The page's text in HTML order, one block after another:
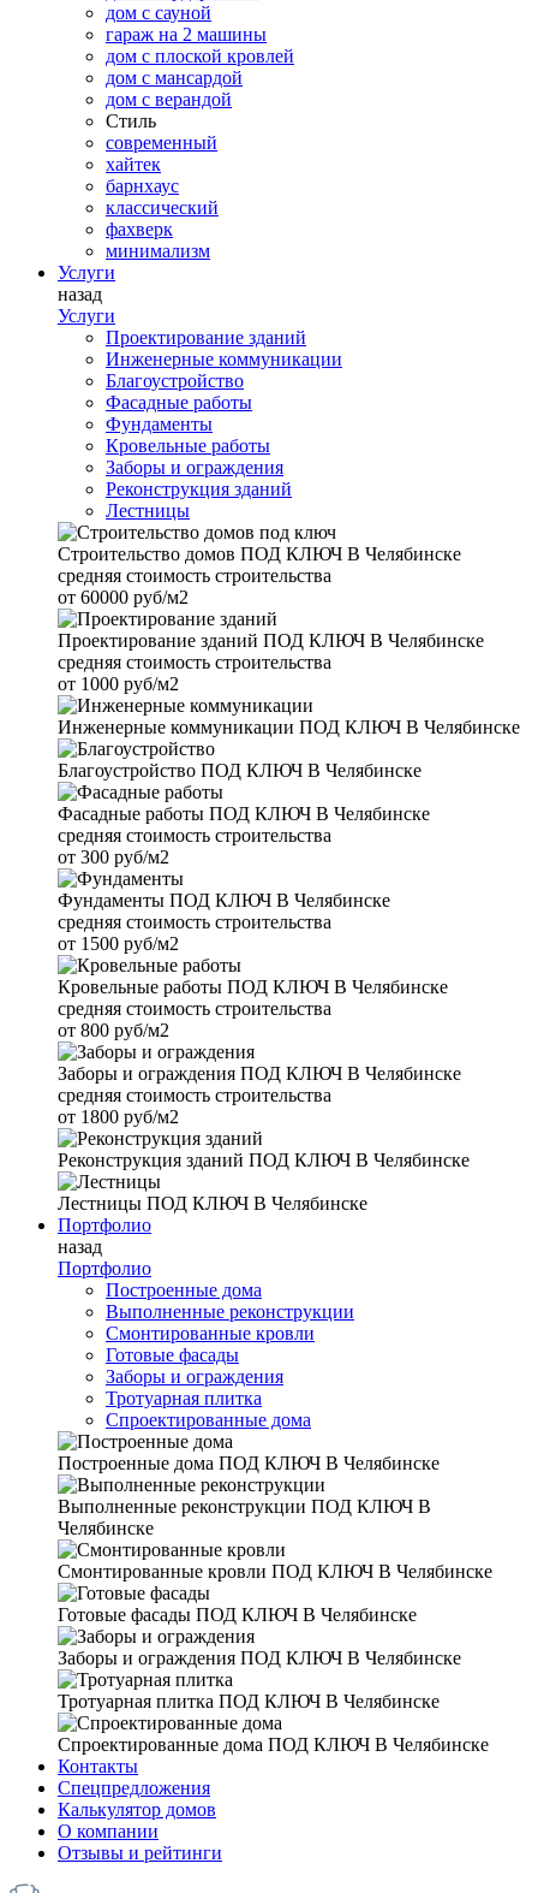
дом с сауной
гараж на 2 машины
дом с плоской кровлей
дом с мансардой
дом с верандой
Стиль
современный
хайтек
барнхаус
классический
фахверк
минимализм
Услуги
назад
Услуги
Проектирование зданий
Инженерные коммуникации
Благоустройство
Фасадные работы
Фундаменты
Кровельные работы
Заборы и ограждения
Реконструкция зданий
Лестницы
Строительство домов ПОД КЛЮЧ В Челябинске
средняя стоимость строительства
от 60000 руб/м2
Проектирование зданий ПОД КЛЮЧ В Челябинске
средняя стоимость строительства
от 1000 руб/м2
Инженерные коммуникации ПОД КЛЮЧ В Челябинске
Благоустройство ПОД КЛЮЧ В Челябинске
Фасадные работы ПОД КЛЮЧ В Челябинске
средняя стоимость строительства
от 300 руб/м2
Фундаменты ПОД КЛЮЧ В Челябинске
средняя стоимость строительства
от 1500 руб/м2
Кровельные работы ПОД КЛЮЧ В Челябинске
средняя стоимость строительства
от 800 руб/м2
Заборы и ограждения ПОД КЛЮЧ В Челябинске
средняя стоимость строительства
от 1800 руб/м2
Реконструкция зданий ПОД КЛЮЧ В Челябинске
Лестницы ПОД КЛЮЧ В Челябинске
Портфолио
назад
Портфолио
Построенные дома
Выполненные реконструкции
Смонтированные кровли
Готовые фасады
Заборы и ограждения
Тротуарная плитка
Спроектированные дома
Построенные дома ПОД КЛЮЧ В Челябинске
Выполненные реконструкции ПОД КЛЮЧ В
Челябинске
Смонтированные кровли ПОД КЛЮЧ В Челябинске
Готовые фасады ПОД КЛЮЧ В Челябинске
Заборы и ограждения ПОД КЛЮЧ В Челябинске
Тротуарная плитка ПОД КЛЮЧ В Челябинске
Спроектированные дома ПОД КЛЮЧ В Челябинске
Контакты
Спецпредложения
Калькулятор домов
О компании
Отзывы и рейтинги